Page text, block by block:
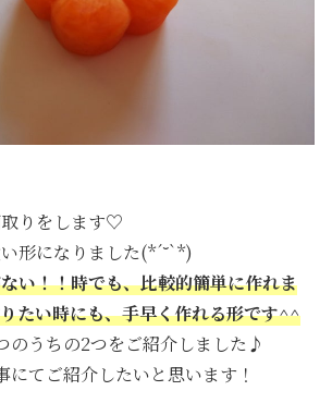
りをします♡
形になりました(*´˘`*)
い！！時でも、比較的簡単に作れま
たい時にも、手早く作れる形です^^
のうちの2つをご紹介しました♪
にてご紹介したいと思います！